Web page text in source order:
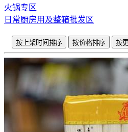
火锅专区
日常厨房用及整箱批发区
按上架时间排序 按价格排序 按